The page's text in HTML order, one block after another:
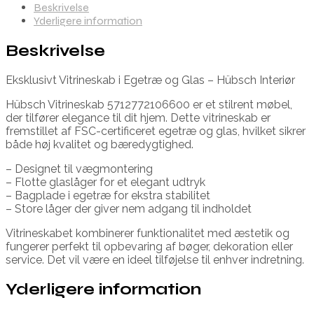
Beskrivelse
Yderligere information
Beskrivelse
Eksklusivt Vitrineskab i Egetræ og Glas – Hübsch Interiør
Hübsch Vitrineskab 5712772106600 er et stilrent møbel,
der tilfører elegance til dit hjem. Dette vitrineskab er
fremstillet af FSC-certificeret egetræ og glas, hvilket sikrer
både høj kvalitet og bæredygtighed.
– Designet til vægmontering
– Flotte glaslåger for et elegant udtryk
– Bagplade i egetræ for ekstra stabilitet
– Store låger der giver nem adgang til indholdet
Vitrineskabet kombinerer funktionalitet med æstetik og
fungerer perfekt til opbevaring af bøger, dekoration eller
service. Det vil være en ideel tilføjelse til enhver indretning.
Yderligere information